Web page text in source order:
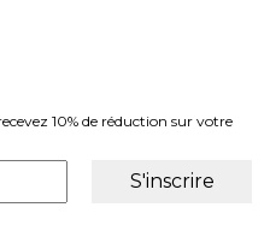
10% de réduction sur votre